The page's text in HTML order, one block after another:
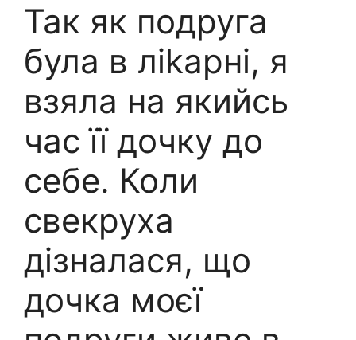
Так як подруга
була в ліkарні, я
взяла на якийсь
час її дочку до
себе. Коли
свекруха
дізналася, що
дочка моєї